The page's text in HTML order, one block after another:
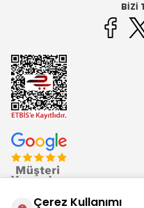
BIZI
Çerez Kullanımı